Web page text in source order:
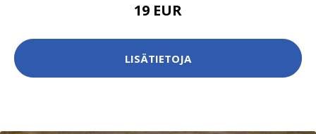
19 EUR
LISÄTIETOJA